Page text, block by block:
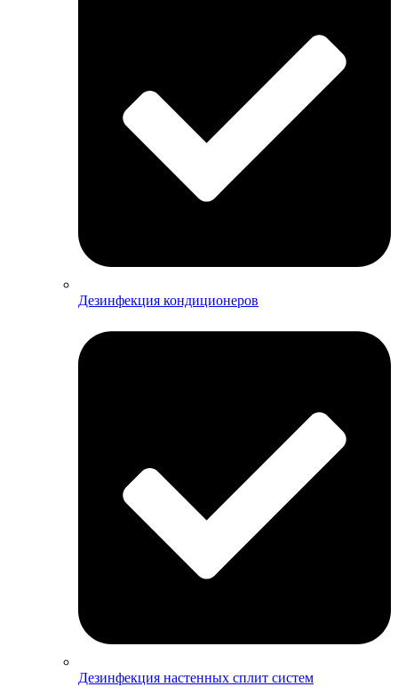
Дезинфекция кондиционеров
Дезинфекция настенных сплит систем